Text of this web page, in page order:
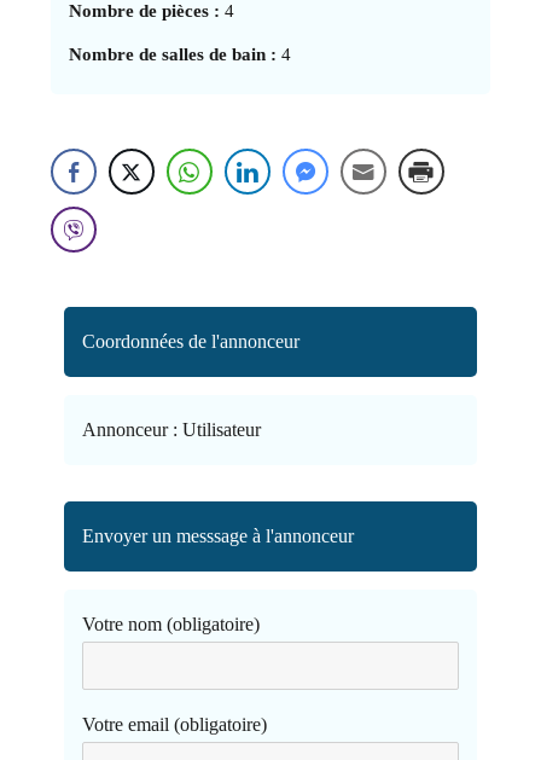
Nombre de pièces : 4
Nombre de salles de bain : 4
Coordonnées de l'annonceur
Annonceur : Utilisateur
Envoyer un messsage à l'annonceur
Votre nom (obligatoire)
Votre email (obligatoire)